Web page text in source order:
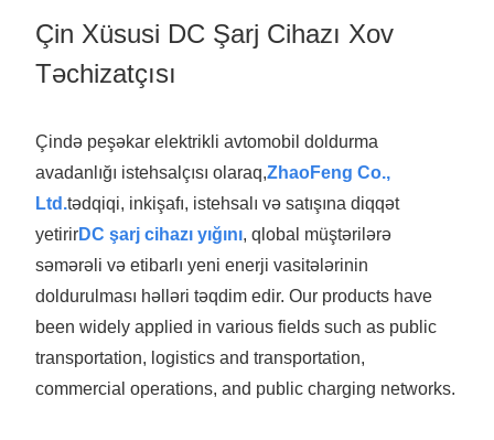
Çin Xüsusi DC Şarj Cihazı Xov
Təchizatçısı
Çində peşəkar elektrikli avtomobil doldurma
avadanlığı istehsalçısı olaraq,ZhaoFeng Co.,
Ltd.tədqiqi, inkişafı, istehsalı və satışına diqqət
yetirirDC şarj cihazı yığını, qlobal müştərilərə
səmərəli və etibarlı yeni enerji vasitələrinin
doldurulması həlləri təqdim edir. Our products have
been widely applied in various fields such as public
transportation, logistics and transportation,
commercial operations, and public charging networks.